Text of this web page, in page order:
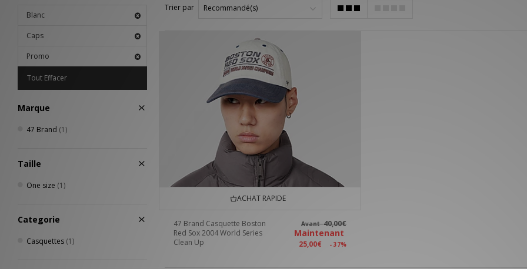
Blanc
Caps
Promo
Tout Effacer
Marque
47 Brand (1)
Taille
One size (1)
Categorie
Casquettes (1)
Trier par
ACHAT RAPIDE
47 Brand Casquette Boston
Red Sox 2004 World Series
Clean Up
Avant40,00€
Maintenant
25,00€ - 37%